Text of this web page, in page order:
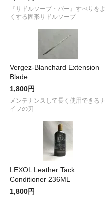
『サドルソープ・バー』すべりをよ
くする固形サドルソープ
Vergez-Blanchard Extension
Blade
1,800円
メンテナンスして長く使用できるナ
イフの刃
LEXOL Leather Tack
Conditioner 236ML
1,800円